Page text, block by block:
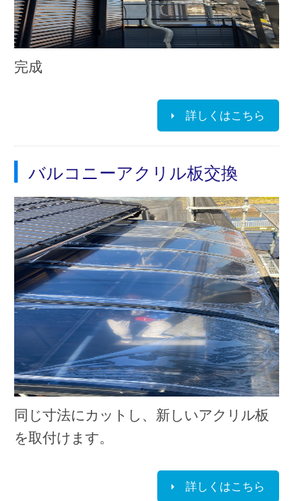
完成
詳しくはこちら
バルコニーアクリル板交換
同じ寸法にカットし、新しいアクリル板
を取付けます。
詳しくはこちら